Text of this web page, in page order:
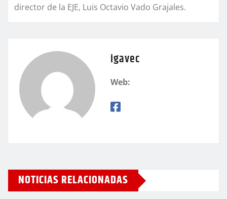
director de la EJE, Luis Octavio Vado Grajales.
igavec
Web:
NOTICIAS RELACIONADAS